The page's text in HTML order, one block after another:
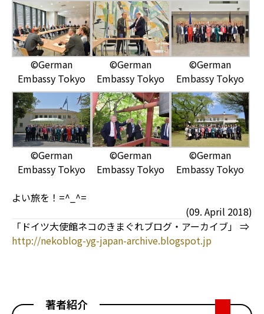
©German
Embassy Tokyo
©German
Embassy Tokyo
©German
Embassy Tokyo
©German
Embassy Tokyo
©German
Embassy Tokyo
©German
Embassy Tokyo
よい旅を！=^_^=
(09. April 2018)
「ドイツ大使館ネコのきまぐれブログ・アーカイブ」 ⇒
http://nekoblog-yg-japan-archive.blogspot.jp
著者紹介